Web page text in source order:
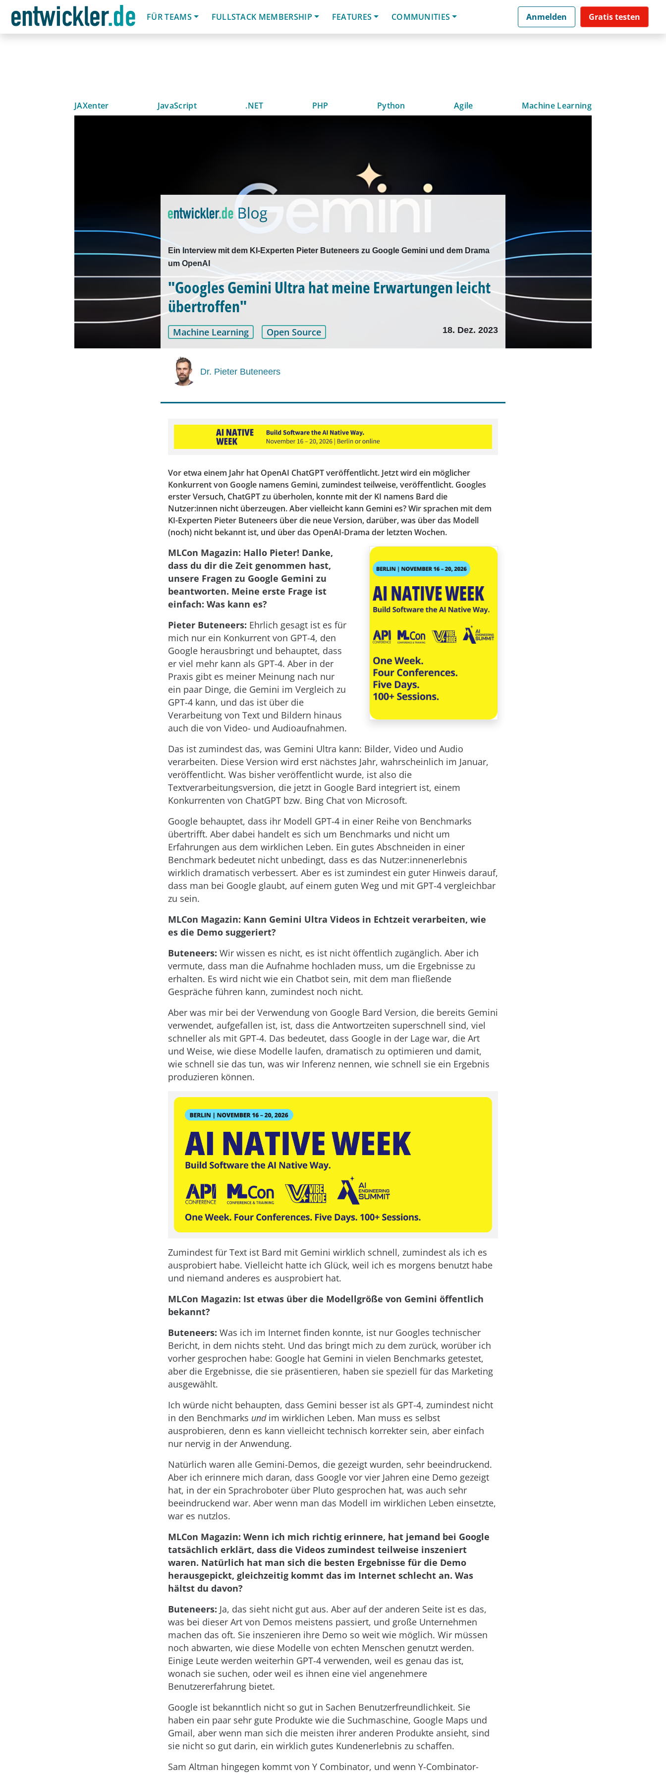
FÜR TEAMS
FULLSTACK MEMBERSHIP FEATURES COMMUNITIES Anmelden Gratis testen
JAXenter JavaScript .NET PHP Python Agile Machine Learning
Ein Interview mit dem KI-Experten Pieter Buteneers zu Google Gemini und dem Drama
um OpenAI
"Googles Gemini Ultra hat meine Erwartungen leicht
übertroffen"
Machine Learning Open Source 18. Dez. 2023
Dr. Pieter Buteneers
Vor etwa einem Jahr hat OpenAI ChatGPT veröffentlicht. Jetzt wird ein möglicher
Konkurrent von Google namens Gemini, zumindest teilweise, veröffentlicht. Googles
erster Versuch, ChatGPT zu überholen, konnte mit der KI namens Bard die
Nutzer:innen nicht überzeugen. Aber vielleicht kann Gemini es? Wir sprachen mit dem
KI-Experten Pieter Buteneers über die neue Version, darüber, was über das Modell
(noch) nicht bekannt ist, und über das OpenAI-Drama der letzten Wochen.
MLCon Magazin: Hallo Pieter! Danke,
dass du dir die Zeit genommen hast,
unsere Fragen zu Google Gemini zu
beantworten. Meine erste Frage ist
einfach: Was kann es?
Pieter Buteneers: Ehrlich gesagt ist es für
mich nur ein Konkurrent von GPT-4, den
Google herausbringt und behauptet, dass
er viel mehr kann als GPT-4. Aber in der
Praxis gibt es meiner Meinung nach nur
ein paar Dinge, die Gemini im Vergleich zu
GPT-4 kann, und das ist über die
Verarbeitung von Text und Bildern hinaus
auch die von Video- und Audioaufnahmen.
Das ist zumindest das, was Gemini Ultra kann: Bilder, Video und Audio
verarbeiten. Diese Version wird erst nächstes Jahr, wahrscheinlich im Januar,
veröffentlicht. Was bisher veröffentlicht wurde, ist also die
Textverarbeitungsversion, die jetzt in Google Bard integriert ist, einem
Konkurrenten von ChatGPT bzw. Bing Chat von Microsoft.
Google behauptet, dass ihr Modell GPT-4 in einer Reihe von Benchmarks
übertrifft. Aber dabei handelt es sich um Benchmarks und nicht um
Erfahrungen aus dem wirklichen Leben. Ein gutes Abschneiden in einer
Benchmark bedeutet nicht unbedingt, dass es das Nutzer:innenerlebnis
wirklich dramatisch verbessert. Aber es ist zumindest ein guter Hinweis darauf,
dass man bei Google glaubt, auf einem guten Weg und mit GPT-4 vergleichbar
zu sein.
MLCon Magazin: Kann Gemini Ultra Videos in Echtzeit verarbeiten, wie
es die Demo suggeriert?
Buteneers: Wir wissen es nicht, es ist nicht öffentlich zugänglich. Aber ich
vermute, dass man die Aufnahme hochladen muss, um die Ergebnisse zu
erhalten. Es wird nicht wie ein Chatbot sein, mit dem man fließende
Gespräche führen kann, zumindest noch nicht.
Aber was mir bei der Verwendung von Google Bard Version, die bereits Gemini
verwendet, aufgefallen ist, ist, dass die Antwortzeiten superschnell sind, viel
schneller als mit GPT-4. Das bedeutet, dass Google in der Lage war, die Art
und Weise, wie diese Modelle laufen, dramatisch zu optimieren und damit,
wie schnell sie das tun, was wir Inferenz nennen, wie schnell sie ein Ergebnis
produzieren können.
Zumindest für Text ist Bard mit Gemini wirklich schnell, zumindest als ich es
ausprobiert habe. Vielleicht hatte ich Glück, weil ich es morgens benutzt habe
und niemand anderes es ausprobiert hat.
MLCon Magazin: Ist etwas über die Modellgröße von Gemini öffentlich
bekannt?
Buteneers: Was ich im Internet finden konnte, ist nur Googles technischer
Bericht, in dem nichts steht. Und das bringt mich zu dem zurück, worüber ich
vorher gesprochen habe: Google hat Gemini in vielen Benchmarks getestet,
aber die Ergebnisse, die sie präsentieren, haben sie speziell für das Marketing
ausgewählt.
Ich würde nicht behaupten, dass Gemini besser ist als GPT-4, zumindest nicht
in den Benchmarks undim wirklichen Leben. Man muss es selbst
ausprobieren, denn es kann vielleicht technisch korrekter sein, aber einfach
nur nervig in der Anwendung.
Natürlich waren alle Gemini-Demos, die gezeigt wurden, sehr beeindruckend.
Aber ich erinnere mich daran, dass Google vor vier Jahren eine Demo gezeigt
hat, in der ein Sprachroboter über Pluto gesprochen hat, was auch sehr
beeindruckend war. Aber wenn man das Modell im wirklichen Leben einsetzte,
war es nutzlos.
MLCon Magazin: Wenn ich mich richtig erinnere, hat jemand bei Google
tatsächlich erklärt, dass die Videos zumindest teilweise inszeniert
waren. Natürlich hat man sich die besten Ergebnisse für die Demo
herausgepickt, gleichzeitig kommt das im Internet schlecht an. Was
hältst du davon?
Buteneers: Ja, das sieht nicht gut aus. Aber auf der anderen Seite ist es das,
was bei dieser Art von Demos meistens passiert, und große Unternehmen
machen das oft. Sie inszenieren ihre Demo so weit wie möglich. Wir müssen
noch abwarten, wie diese Modelle von echten Menschen genutzt werden.
Einige Leute werden weiterhin GPT-4 verwenden, weil es genau das ist,
wonach sie suchen, oder weil es ihnen eine viel angenehmere
Benutzererfahrung bietet.
Google ist bekanntlich nicht so gut in Sachen Benutzerfreundlichkeit. Sie
haben ein paar sehr gute Produkte wie die Suchmaschine, Google Maps und
Gmail, aber wenn man sich die meisten ihrer anderen Produkte ansieht, sind
sie nicht so gut darin, ein wirklich gutes Kundenerlebnis zu schaffen.
Sam Altman hingegen kommt von Y Combinator, und wenn Y-Combinator-